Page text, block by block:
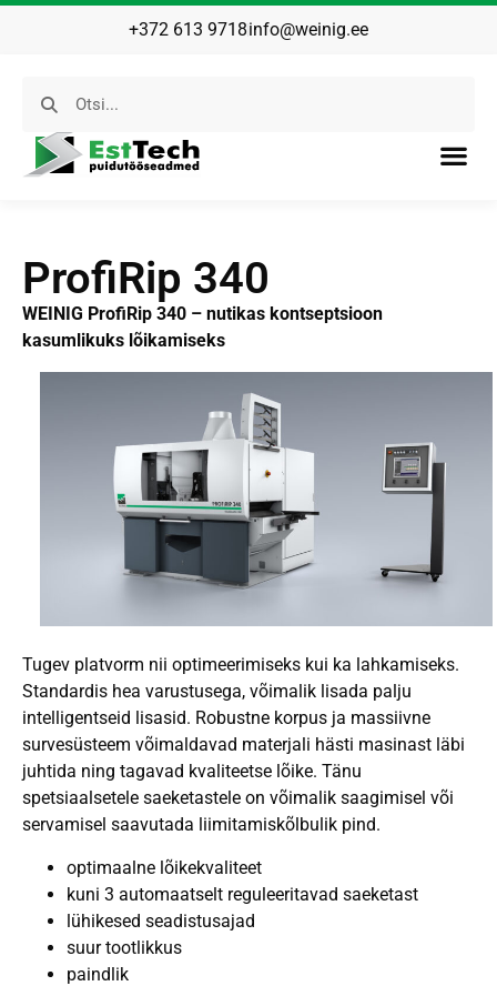
+372 613 9718info@weinig.ee
ProfiRip 340
WEINIG ProfiRip 340 – nutikas kontseptsioon
kasumlikuks lõikamiseks
Tugev platvorm nii optimeerimiseks kui ka lahkamiseks.
Standardis hea varustusega, võimalik lisada palju
intelligentseid lisasid. Robustne korpus ja massiivne
survesüsteem võimaldavad materjali hästi masinast läbi
juhtida ning tagavad kvaliteetse lõike. Tänu
spetsiaalsetele saeketastele on võimalik saagimisel või
servamisel saavutada liimitamiskõlbulik pind.
optimaalne lõikekvaliteet
kuni 3 automaatselt reguleeritavad saeketast
lühikesed seadistusajad
suur tootlikkus
paindlik